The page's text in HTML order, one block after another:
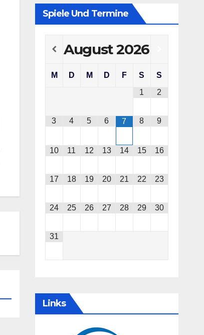
Spiele Und Termine
August2026
M D M D F S
S
1
2
3 4 5 6 7 8 9
10 11 12 13 14 15 16
17 18 19 20 21 22 23
24 25 26 27 28 29 30
31
Links